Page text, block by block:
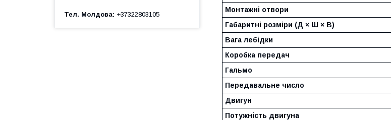
Монтажні отвори
Габаритні розміри (Д × Ш × В)
Вага лебідки
Коробка передач
Гальмо
Передавальне число
Двигун
Потужність двигуна
Тел. Молдова +37322803105